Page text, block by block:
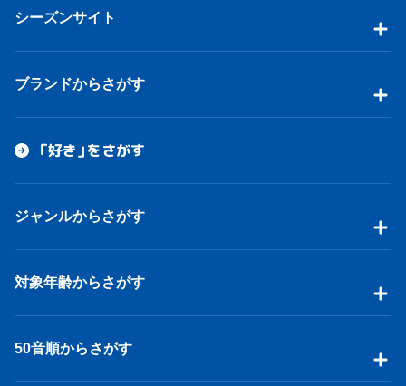
シーズンサイト
ブランドからさがす
「好き」をさがす
ジャンルからさがす
対象年齢からさがす
50音順からさがす